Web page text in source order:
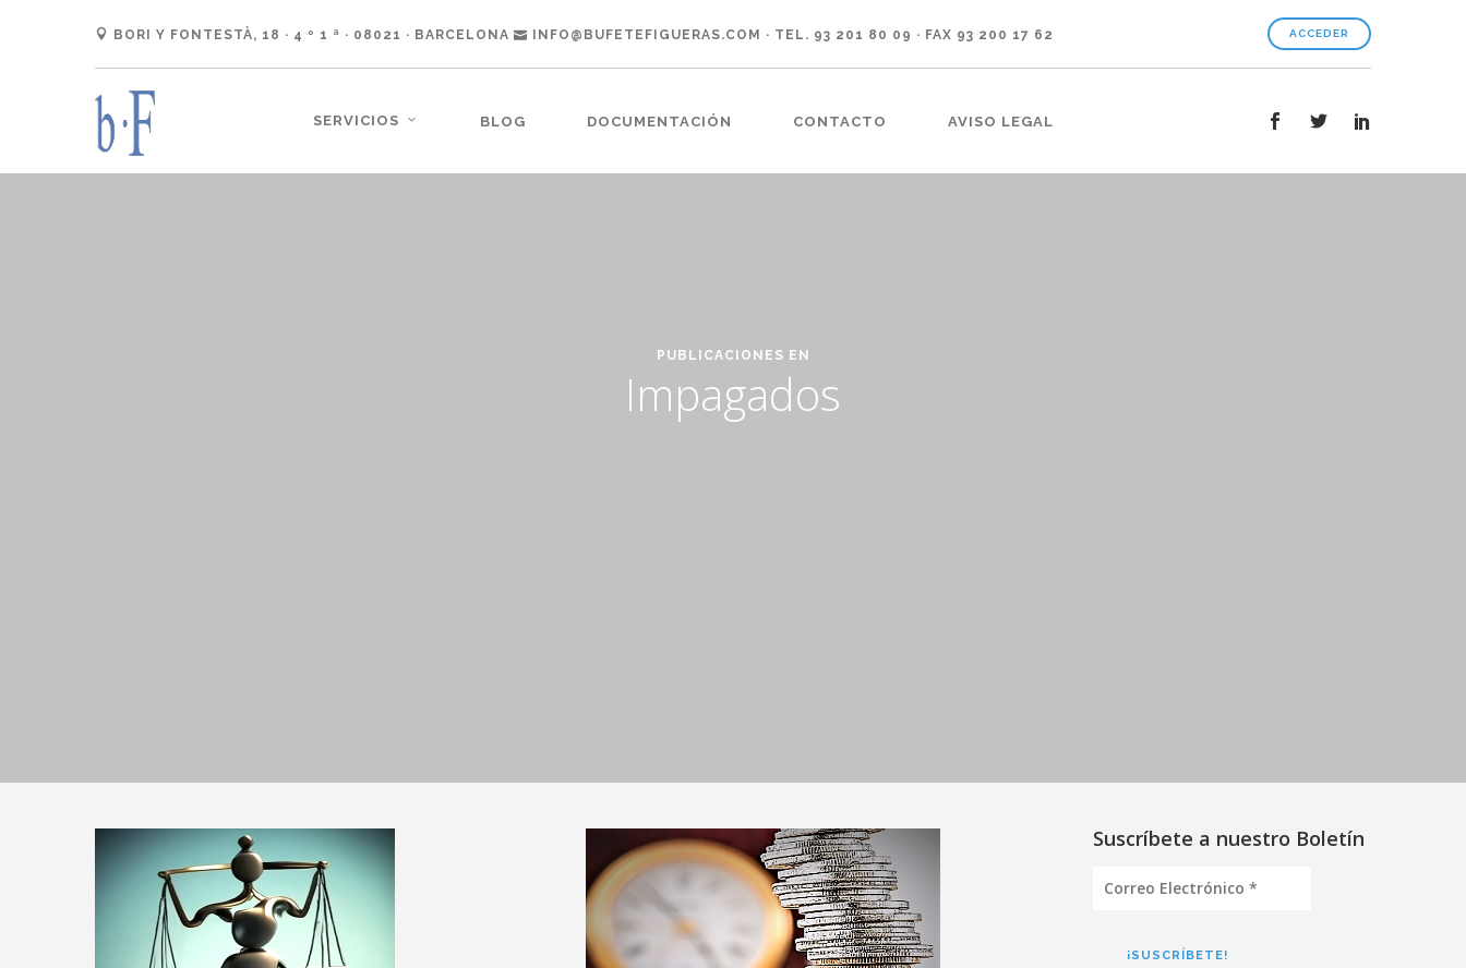
BORI Y FONTESTÀ, 18 · 4 º 1 ª · 08021 · BARCELONA INFO@BUFETEFIGUERAS.COM · TEL. 93 201 80 09 · FAX 93 200 17 62 ACCEDER
SERVICIOS BLOG DOCUMENTACIÓN CONTACTO AVISO LEGAL
PUBLICACIONES EN
Impagados
Suscríbete a nuestro Boletín
Electrónico